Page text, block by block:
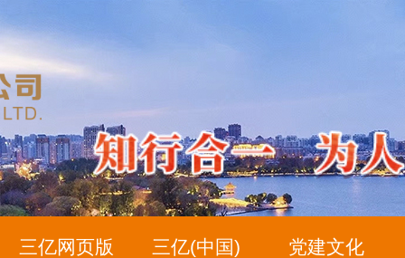
三亿网页版 三亿(中国) 党建文化